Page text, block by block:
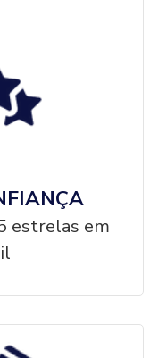
estrelas em